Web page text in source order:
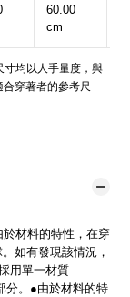
60.00
cm
寸均以人手量度，與
穿著者的參考尺
材料的特性，在穿
如有發現該情況，
用單一材質
分。●由於材料的特